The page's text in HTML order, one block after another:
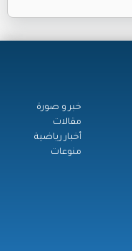
خبر و صورة
مقالات
أخبار رياضية
منوعات